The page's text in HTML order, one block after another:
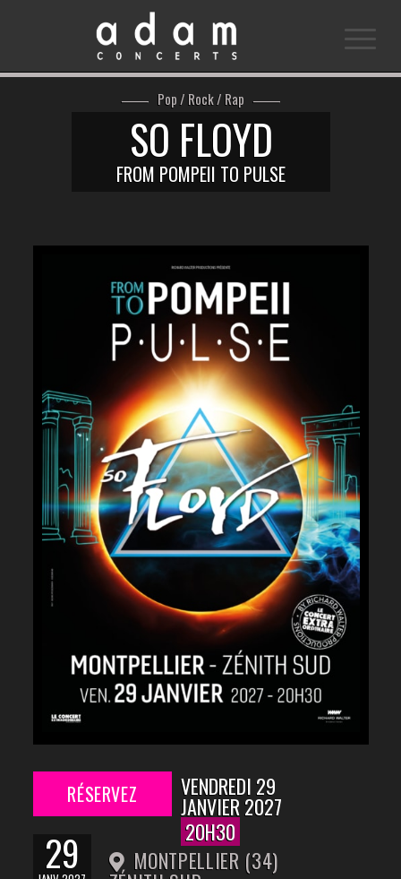
Pop / Rock / Rap
SO FLOYD
FROM POMPEII TO PULSE
RÉSERVEZ
29
VENDREDI 29
JANVIER 2027
20H30
MONTPELLIER (34)